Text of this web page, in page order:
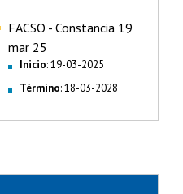
FACSO - Constancia 19
mar 25
Inicio: 19-03-2025
Término: 18-03-2028